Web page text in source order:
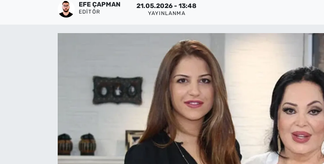
EFE ÇAPMAN
EDITÖR
21.05.2026 - 13:48
YAYINLANMA